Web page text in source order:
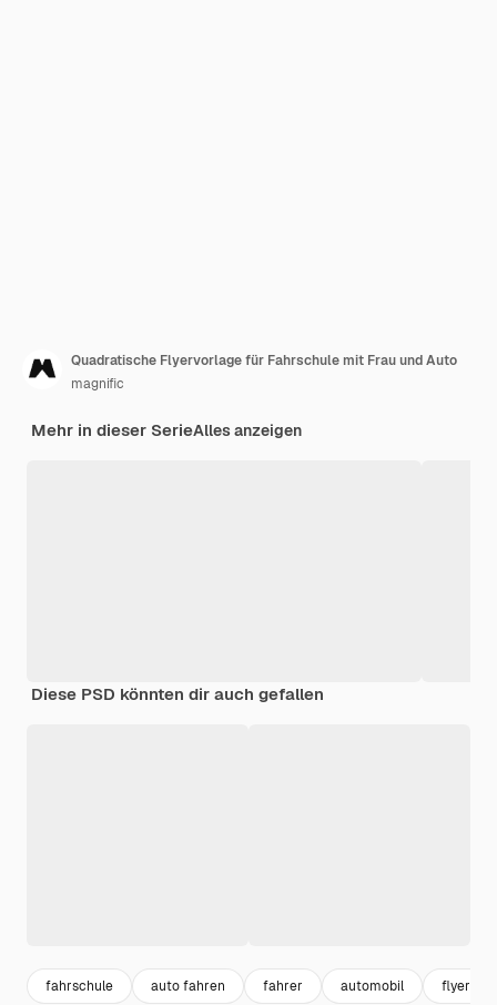
Quadratische Flyervorlage für Fahrschule mit Frau und Auto
magnific
Mehr in dieser SerieAlles anzeigen
Diese PSD könnten dir auch gefallen
fahrschule auto fahren fahrer automobil flyer